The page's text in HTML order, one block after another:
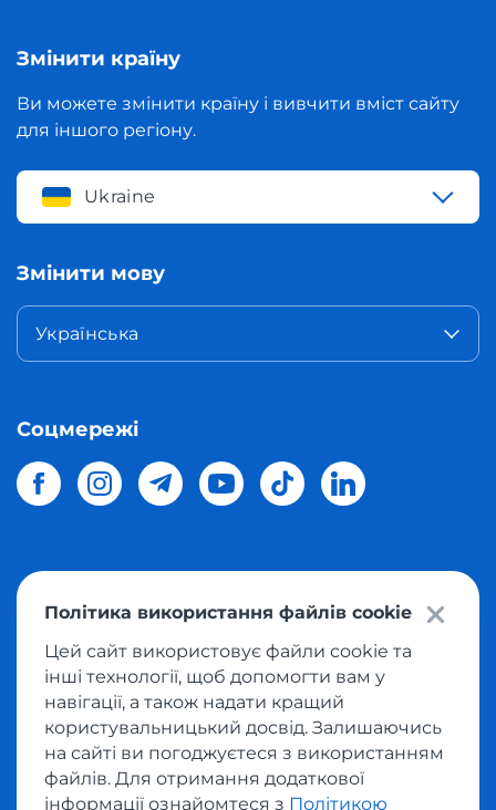
Змінити країну
Ви можете змінити країну і вивчити вміст сайту
для іншого регіону.
Ukraine
Змінити мову
Українська
Соцмережі
магазинів світу в Україну.Всі права захищені
Політика конфіденційності
Публічна оферта
Умови користування сервісом викупу товарів
Політика використання файлів cookie
Цей сайт використовує файли cookie та
інші технології, щоб допомогти вам у
навігації, а також надати кращий
користувальницький досвід. Залишаючись
на сайті ви погоджуєтеся з використанням
файлів. Для отримання додаткової
інформації ознайомтеся з Політикою